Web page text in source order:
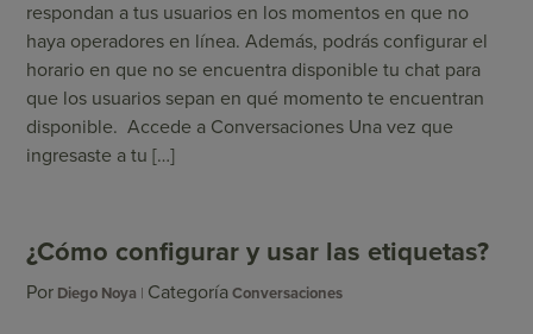
respondan a tus usuarios en los momentos en que no
haya operadores en línea. Además, podrás configurar el
horario en que no se encuentra disponible tu chat para
que los usuarios sepan en qué momento te encuentran
disponible. Accede a Conversaciones Una vez que
ingresaste a tu […]
¿Cómo configurar y usar las etiquetas?
Por Diego Noya Categoría Conversaciones